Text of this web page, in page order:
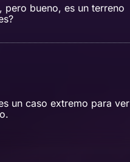
pero bueno, es un terreno
un caso extremo para ver